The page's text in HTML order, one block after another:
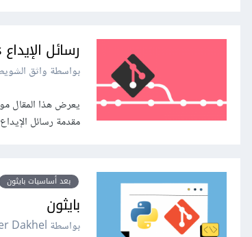
رسائل الإيداع commits الاصطلاحية المتفق عليها في نظام التحكم في الإصدارات
بواسطة واثق
مقدمة رسائل
بعد أساسيات بايثون
بايثون
بواسطة Naser Dakhel، في